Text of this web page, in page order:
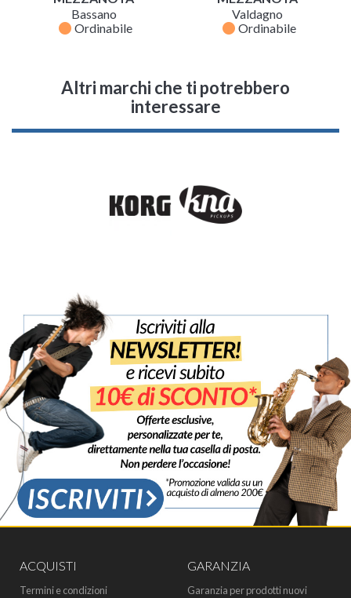
Bassano
fiber_manual_record Ordinabile
Valdagno
fiber_manual_record Ordinabile
Altri marchi che ti potrebbero
interessare
ACQUISTI
Termini e condizioni
GARANZIA
Garanzia per prodotti nuovi